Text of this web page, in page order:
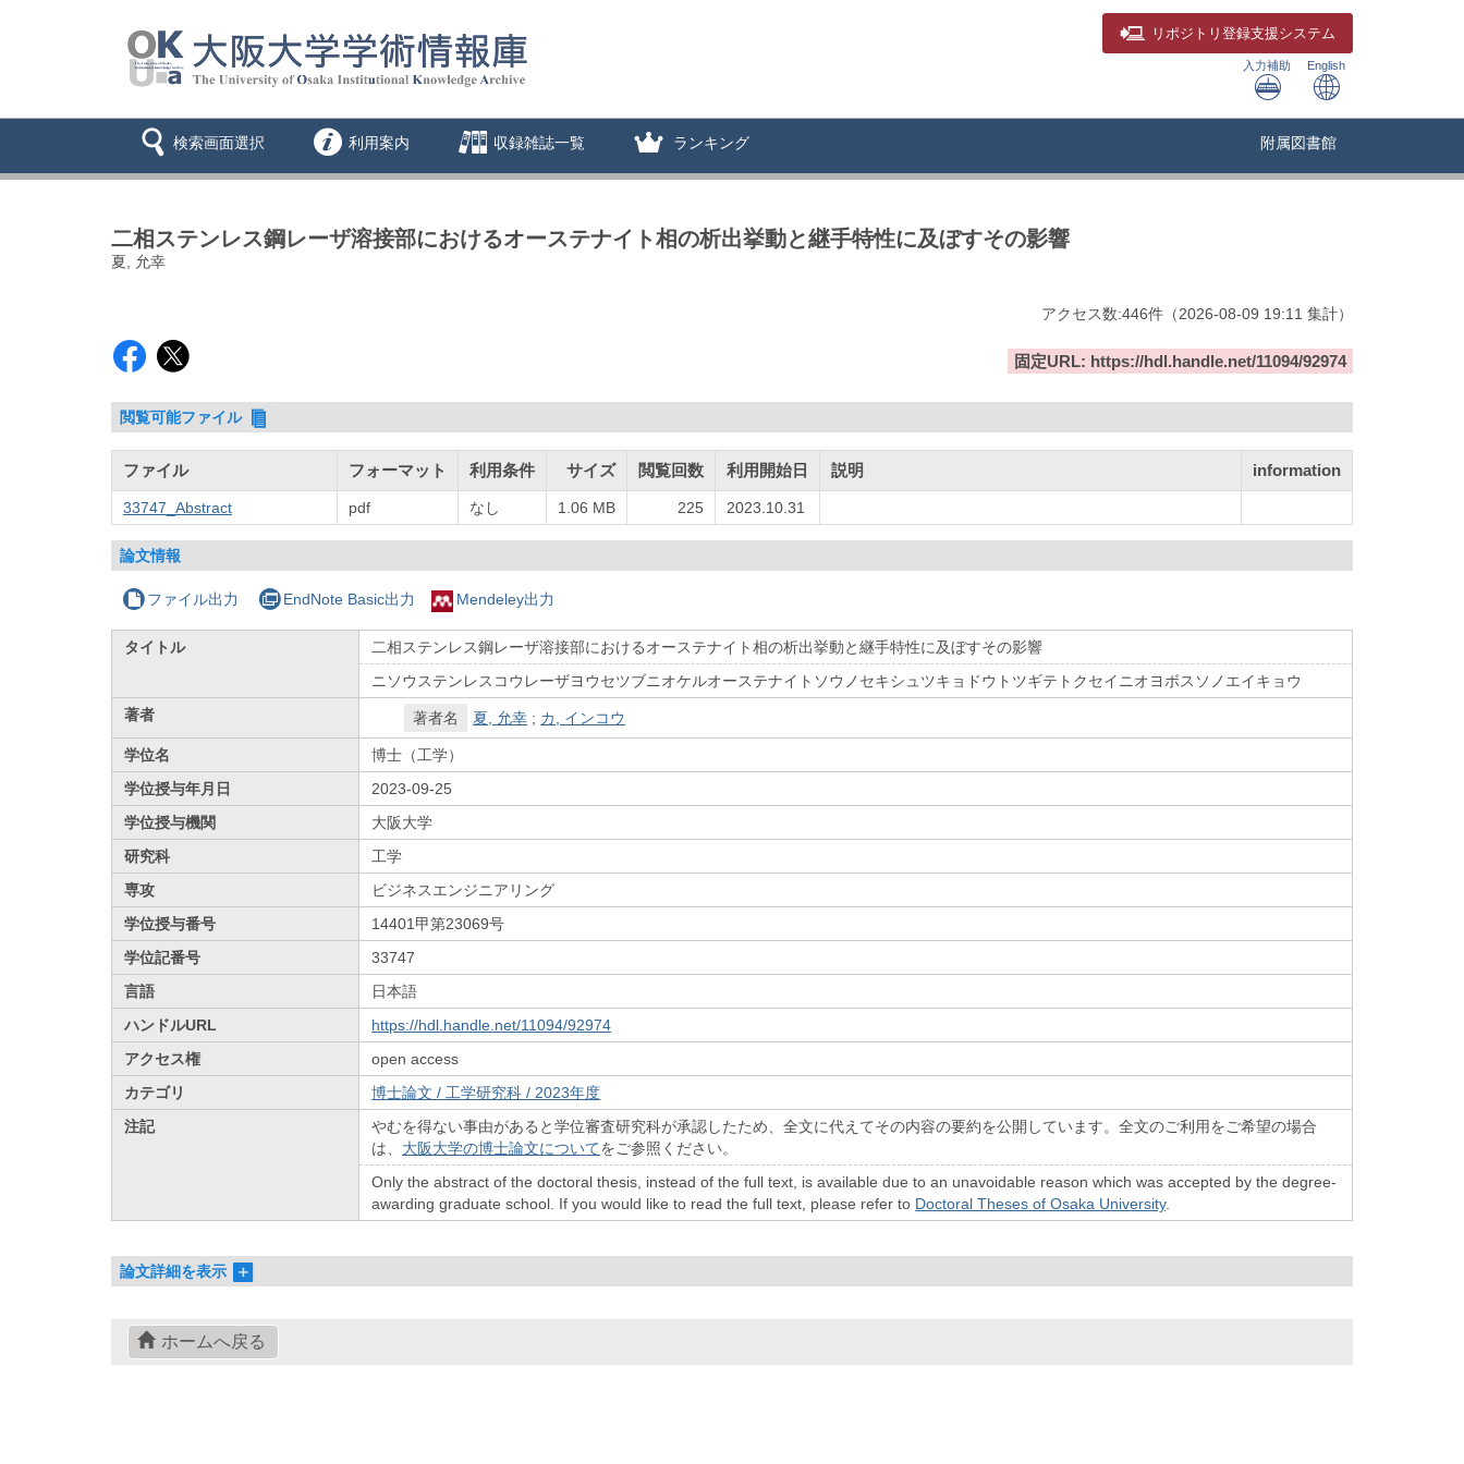
リポジトリ 登録支援システム
入力補助 English
検索画面選択 利用案内 収録雑誌一覧 ランキング 附属図書館
二相ステンレス鋼レーザ溶接部におけるオーステナイト相の析出挙動と継手特性に及ぼすその影響
夏, 允幸
アクセス数:446件 （2026-08-09 19:11 集計）
固定URL: https://hdl.handle.net/11094/92974
閲覧可能ファイル
ファイル フォーマット 利用条件 サイズ 閲覧回数 利用開始日 説明 information
33747_Abstract pdf なし 1.06 MB 225 2023.10.31
論文情報
ファイル出力 EndNote Basic出力 Mendeley出力
タイトル
二相ステンレス鋼レーザ溶接部におけるオーステナイト相の析出挙動と継手特性に及ぼすその影響
ニソウステンレスコウレーザヨウセツブニオケルオーステナイトソウノセキシュツキョドウトツギテトクセイニオヨボスソノエイキョウ
著者
著者名 夏, 允幸 ; カ, インコウ
学位名
博士（工学）
学位授与年月日
2023-09-25
学位授与機関
大阪大学
研究科
工学
専攻
ビジネスエンジニアリング
学位授与番号
14401甲第23069号
学位記番号
33747
言語
日本語
ハンドルURL
https://hdl.handle.net/11094/92974
アクセス権
open access
カテゴリ
博士論文 / 工学研究科 / 2023年度
注記
やむを得ない事由があると学位審査研究科が承認したため、全文に代えてその内容の要約を公開しています。全文のご利用をご希望の場合
は、 大阪大学の博士論文についてをご参照ください。
Only the abstract of the doctoral thesis, instead of the full text, is available due to an unavoidable reason which was accepted by the degree-
awarding graduate school. If you would like to read the full text, please refer to Doctoral Theses of Osaka University.
論文詳細を表示
ホームへ戻る